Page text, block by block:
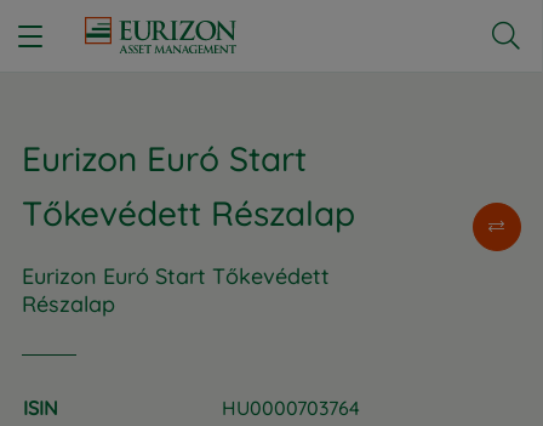

Eurizon Euró Start
Tőkevédett Részalap
Eurizon Euró Start Tőkevédett
Részalap
ISIN
HU0000703764